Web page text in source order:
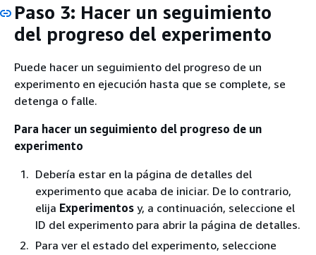
Paso 3: Hacer un seguimiento
del progreso del experimento
Puede hacer un seguimiento del progreso de un
experimento en ejecución hasta que se complete, se
detenga o falle.
Para hacer un seguimiento del progreso de un
experimento
Debería estar en la página de detalles del
experimento que acaba de iniciar. De lo contrario,
elija Experimentos y, a continuación, seleccione el
ID del experimento para abrir la página de detalles.
Para ver el estado del experimento, seleccione